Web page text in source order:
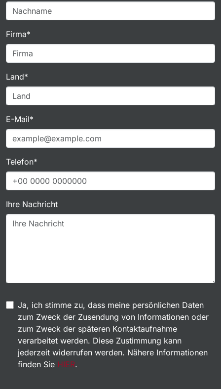
Firma*
Land*
E-Mail*
Telefon*
Ihre Nachricht
Ja, ich stimme zu, dass meine persönlichen Daten
zum Zweck der Zusendung von Informationen oder
zum Zweck der späteren Kontaktaufnahme
verarbeitet werden. Diese Zustimmung kann
jederzeit widerrufen werden. Nähere Informationen
finden Sie HIER.